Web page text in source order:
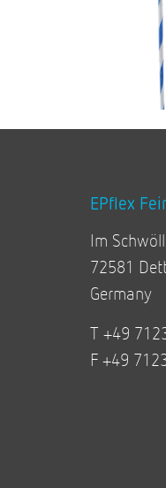
EPflex
Im
72581
Germany
T +49
F +49